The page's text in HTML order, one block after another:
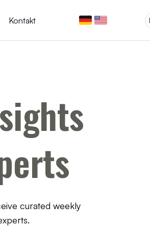
Kontakt
curated weekly